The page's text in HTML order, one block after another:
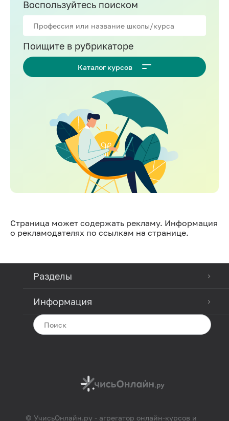
Воспользуйтесь поиском
Поищите в рубрикаторе
Каталог курсов
Страница может содержать рекламу. Информация
о рекламодателях по ссылкам на странице.
Разделы
Информация
© УчисьОнлайн.ру - агрегатор онлайн-курсов и